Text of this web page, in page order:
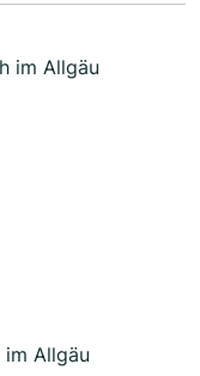
im Allgäu
Allgäu